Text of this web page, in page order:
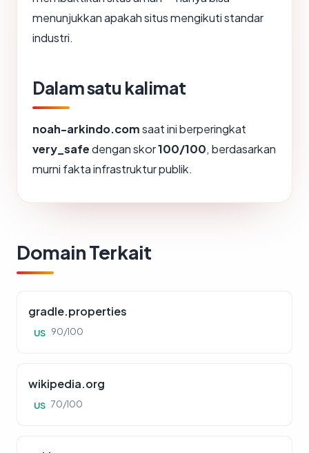
menunjukkan apakah situs mengikuti standar
industri.
Dalam satu kalimat
noah-arkindo.comsaat ini berperingkat
very_safedengan skor100/100, berdasarkan
murni fakta infrastruktur publik.
Domain Terkait
gradle.properties
US 90/100
wikipedia.org
US 70/100